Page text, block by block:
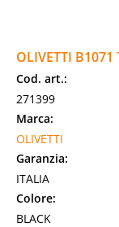
OLIVETTI B1071
Cod. art.:
271399
Marca:
OLIVETTI
Garanzia:
ITALIA
Colore:
BLACK